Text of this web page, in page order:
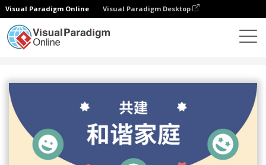
Visual Paradigm Online Visual Paradigm Desktop